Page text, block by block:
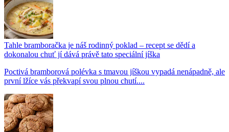
Tahle bramboračka je náš rodinný poklad – recept se dědí a
dokonalou chuť jí dává právě tato speciální jíška
Poctivá bramborová polévka s tmavou jíškou vypadá nenápadně, ale
první lžíce vás překvapí svou plnou chutí....